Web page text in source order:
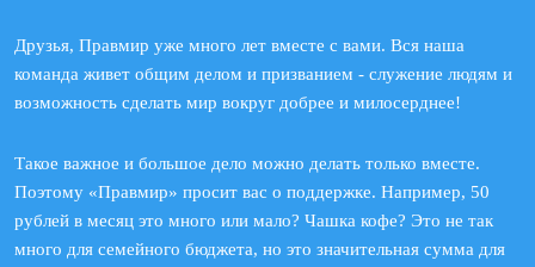
Друзья, Правмир уже много лет вместе с вами. Вся наша
команда живет общим делом и призванием - служение людям и
возможность сделать мир вокруг добрее и милосерднее!
Такое важное и большое дело можно делать только вместе.
Поэтому «Правмир» просит вас о поддержке. Например, 50
рублей в месяц это много или мало? Чашка кофе? Это не так
много для семейного бюджета, но это значительная сумма для